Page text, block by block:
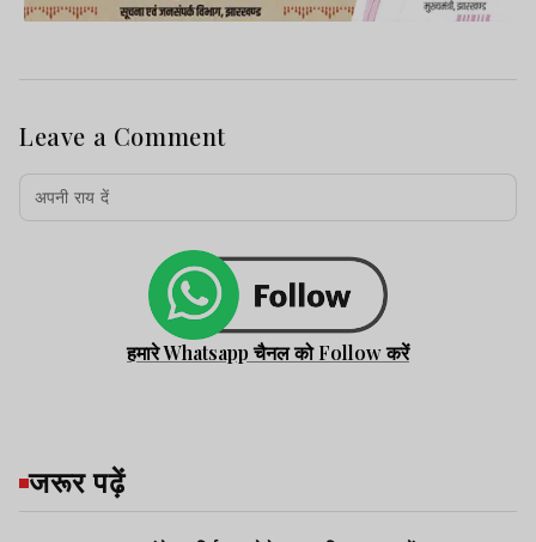
Leave a Comment
हमारे Whatsapp चैनल को Follow करें
जरूर पढ़ें